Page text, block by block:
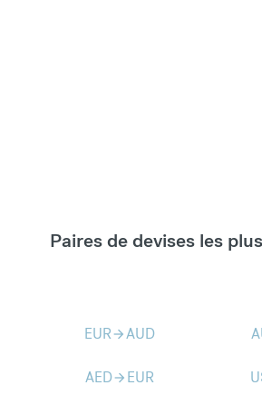
Paires de devises les
EURarrow_forwardAUD
AEDarrow_forward EUR